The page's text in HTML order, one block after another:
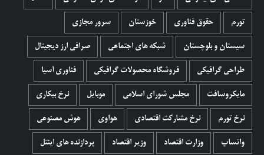
تورم حقوق فناوری خوزستان سرور مجازی
سیستان و بلوچستان شبکه های اجتماعی صرافی ارز دیجیتال
طراحی گرافیکی فروشگاه محصولات گرافيکی فناوری آسیا
مایکروسافت مجلس شورای اسلامی موبایل نرخ بیکاری
نرخ تورم نرخ مشارکت اقتصادی هواوی هوش مصنوعی
واتساپ وزارت اقتصاد وزیر اقتصاد پردازنده های اینتل